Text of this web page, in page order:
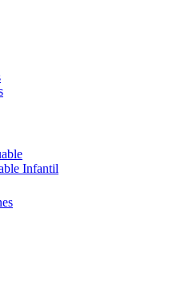
Infantil